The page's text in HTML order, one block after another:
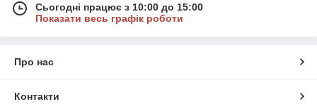
Сьогодні працює з 10:00 до 15:00
Показати весь графік роботи
Про нас
Контакти